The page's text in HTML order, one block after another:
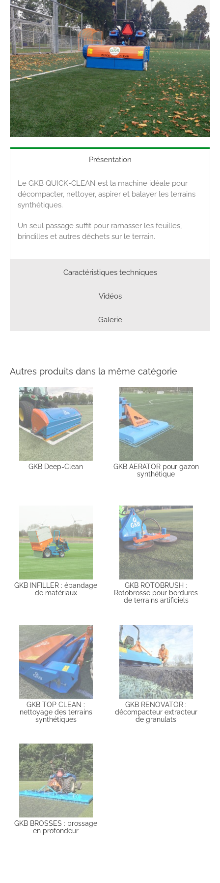
Présentation
Le GKB QUICK-CLEAN est la machine idéale pour
décompacter, nettoyer, aspirer et balayer les terrains
synthétiques.
Un seul passage suffit pour ramasser les feuilles,
brindilles et autres déchets sur le terrain.
Caractéristiques techniques
Vidéos
Galerie
Autres produits dans la même catégorie
GKB Deep-Clean
GKB AERATOR pour gazon
synthétique
GKB INFILLER : épandage
de matériaux
GKB ROTOBRUSH :
Rotobrosse pour bordures
de terrains artificiels
GKB TOP CLEAN :
nettoyage des terrains
synthétiques
GKB RENOVATOR :
décompacteur extracteur
de granulats
GKB BROSSES : brossage
en profondeur